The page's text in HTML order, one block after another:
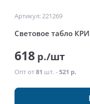
Артикул: 221269
Световое табло
618 р./шт
Опт от81 шт. -521 р.